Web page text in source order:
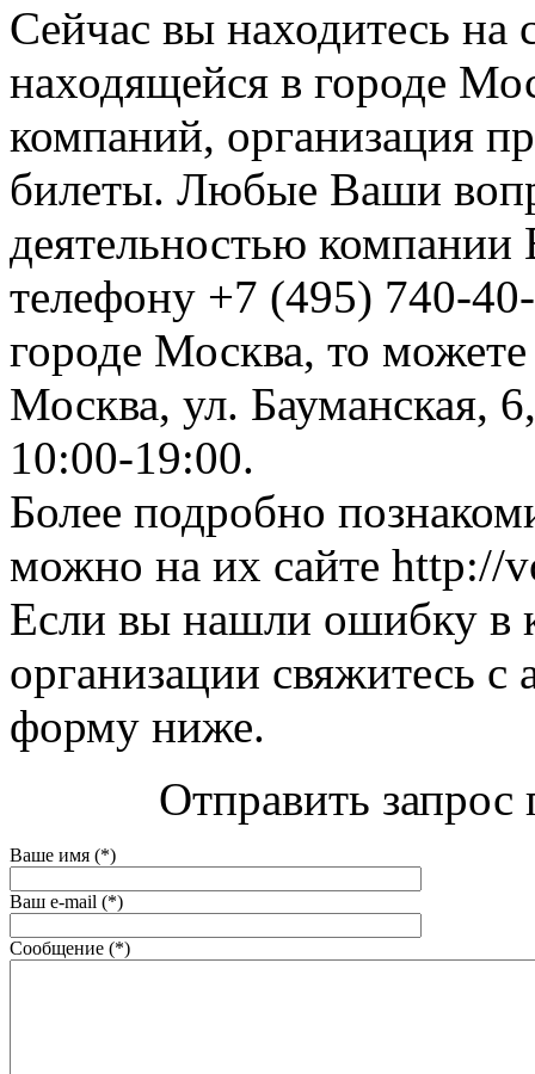
Сейчас вы находитесь на
находящейся в городе
компаний, организация
билеты. Любые Ваши
деятельностью
телефону +7 (495) 740-
городе Москва, то
Москва, ул. Бауманская,
10:00-19:00.
Более подробно
можно на их сайте http://
Если вы нашли ошибку в
организации свяжитесь
форму ниже.
Отправить запрос
Ваше имя (*)
Ваш e-mail (*)
Сообщение (*)